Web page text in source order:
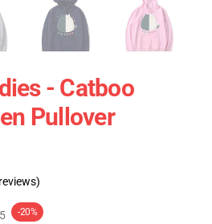
- Catboo
Pullover
-20%